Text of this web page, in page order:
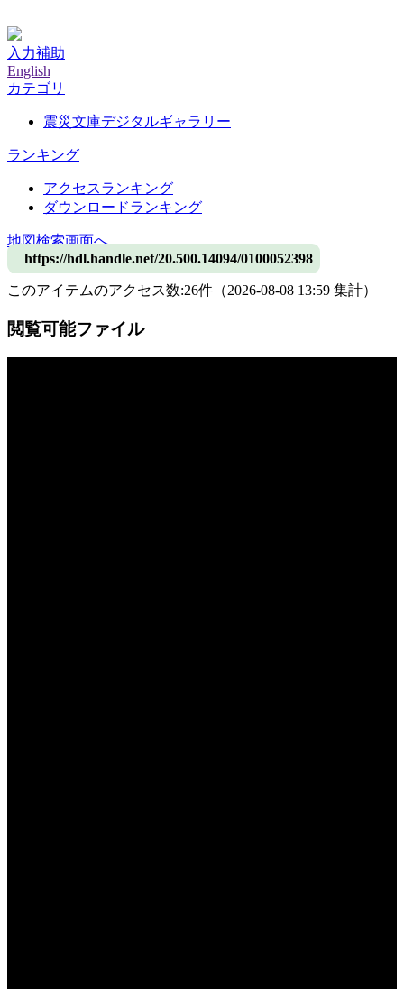
入力補助
English
カテゴリ
震災文庫デジタルギャラリー
ランキング
アクセスランキング
ダウンロードランキング
地図検索画面へ
https://hdl.handle.net/20.500.14094/0100052398
このアイテムのアクセス数:26件 （2026-08-08 13:59 集計）
閲覧可能ファイル